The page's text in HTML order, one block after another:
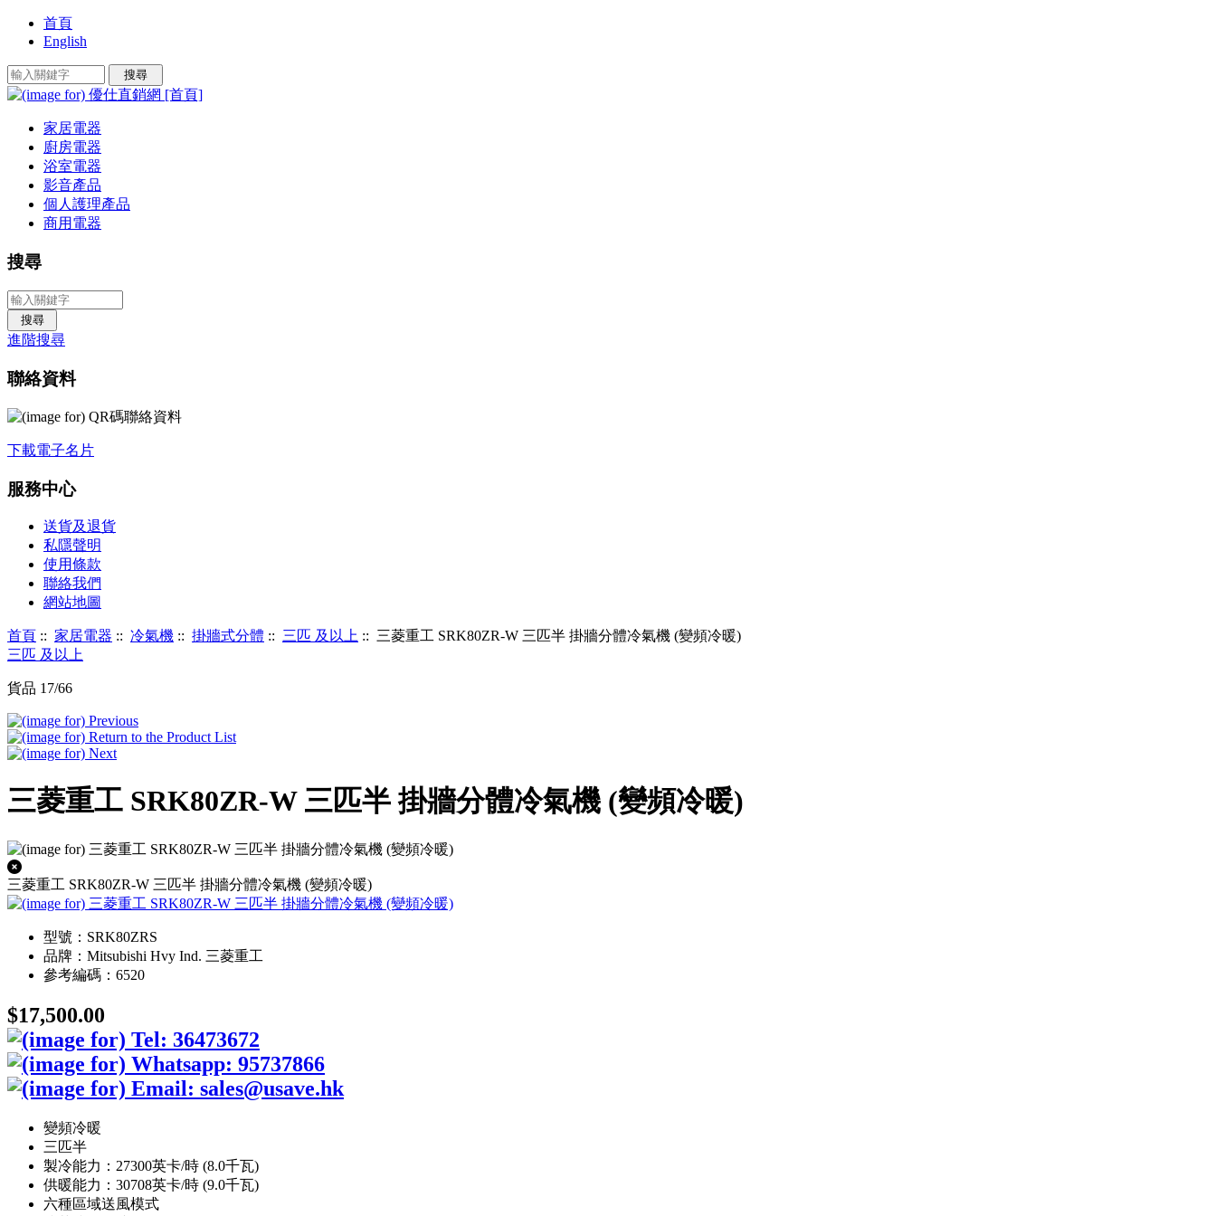
首頁
English
家居電器
廚房電器
浴室電器
影音產品
個人護理產品
商用電器
搜尋
進階搜尋
聯絡資料
下載電子名片
服務中心
送貨及退貨
私隱聲明
使用條款
聯絡我們
網站地圖
首頁 :: 家居電器 :: 冷氣機 :: 掛牆式分體 :: 三匹 及以上 :: 三菱重工 SRK80ZR-W 三匹半 掛牆分體冷氣機 (變頻冷暖)
三匹 及以上
貨品 17/66
三菱重工 SRK80ZR-W 三匹半 掛牆分體冷氣機 (變頻冷暖)
三菱重工 SRK80ZR-W 三匹半 掛牆分體冷氣機 (變頻冷暖)
型號：SRK80ZRS
品牌：Mitsubishi Hvy Ind. 三菱重工
參考編碼：6520
$17,500.00
變頻冷暖
三匹半
製冷能力：27300英卡/時 (8.0千瓦)
供暖能力：30708英卡/時 (9.0千瓦)
六種區域送風模式